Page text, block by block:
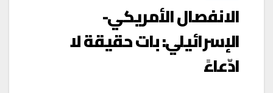
الانفصال الأمريكي-
الإسرائيلي: بات حقيقة لا
ادّعاءً